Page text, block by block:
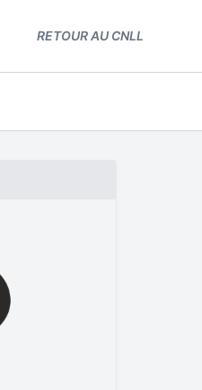
RETOUR AU CNLL